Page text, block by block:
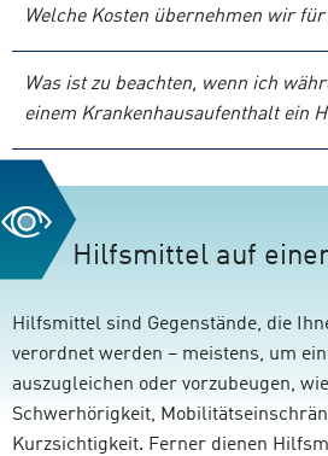
Welche Kosten übernehmen wir
Was ist zu beachten, wenn ich
einem Krankenhausaufenthalt ein
Hilfsmittel auf
Hilfsmittel sind Gegenstände, die
verordnet werden – meistens, um
auszugleichen oder vorzubeugen,
Schwerhörigkeit,
Kurzsichtigkeit. Ferner dienen